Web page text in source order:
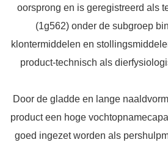
oorsprong en is geregistreerd als
(1g562) onder de subgroep
klontermiddelen en
product-technisch als
Door de gladde en lange
product een hoge
goed ingezet worden als